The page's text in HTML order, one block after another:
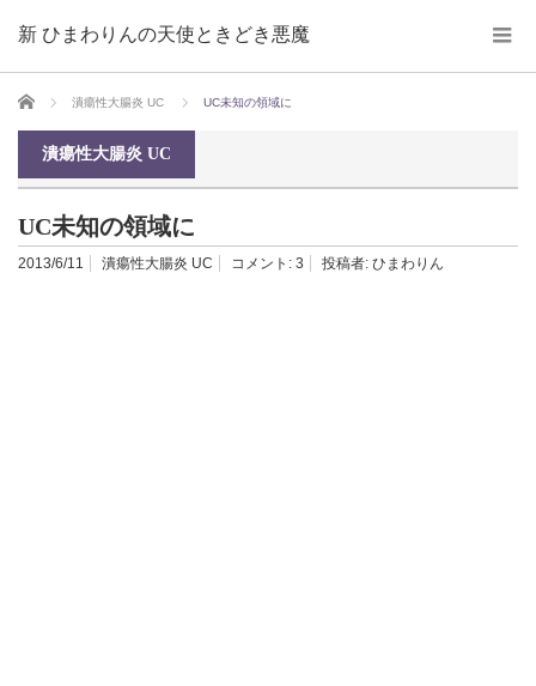
新 ひまわりんの天使ときどき悪魔
ホーム 潰瘍性大腸炎 UC UC未知の領域に
潰瘍性大腸炎 UC
UC未知の領域に
2013/6/11 潰瘍性大腸炎 UC コメント: 3 投稿者: ひまわりん